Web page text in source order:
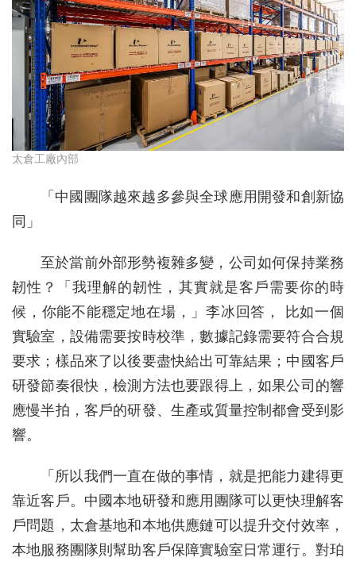
太倉工廠內部
「中國團隊越來越多參與全球應用開發和創新協
同」
至於當前外部形勢複雜多變，公司如何保持業務
韌性？「我理解的韌性，其實就是客戶需要你的時
候，你能不能穩定地在場，」李冰回答， 比如一個
實驗室，設備需要按時校準，數據記錄需要符合合規
要求；樣品來了以後要盡快給出可靠結果；中國客戶
研發節奏很快，檢測方法也要跟得上，如果公司的響
應慢半拍，客戶的研發、生產或質量控制都會受到影
響。
「所以我們一直在做的事情，就是把能力建得更
靠近客戶。中國本地研發和應用團隊可以更快理解客
戶問題，太倉基地和本地供應鏈可以提升交付效率，
本地服務團隊則幫助客戶保障實驗室日常運行。對珀